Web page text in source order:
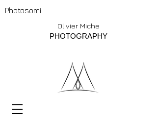
Photosomi
Olivier Miche
PHOTOGRAPHY